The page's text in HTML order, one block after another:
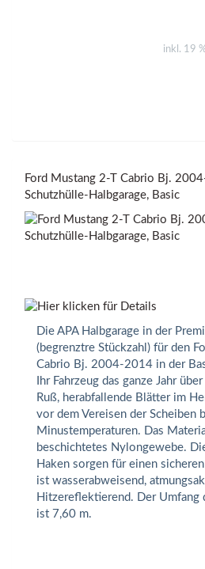
inkl. 19
Ford Mustang 2-T Cabrio Bj.
Schutzhülle-Halbgarage, Basic
Die APA Halbgarage in der
(begrenztre Stückzahl) für den
Cabrio Bj. 2004-2014 in der
Ihr Fahrzeug das ganze Jahr
Ruß, herabfallende Blätter im
vor dem Vereisen der Scheiben
Minustemperaturen. Das
beschichtetes Nylongewebe.
Haken sorgen für einen
ist wasserabweisend,
Hitzereflektierend. Der Umfang
ist 7,60 m.